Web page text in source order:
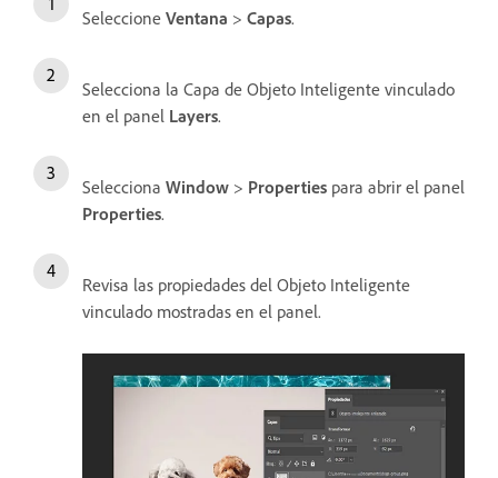
Seleccione Ventana > Capas.
Selecciona la Capa de Objeto Inteligente vinculado
en el panel Layers.
Selecciona Window > Properties para abrir el panel
Properties.
Revisa las propiedades del Objeto Inteligente
vinculado mostradas en el panel.